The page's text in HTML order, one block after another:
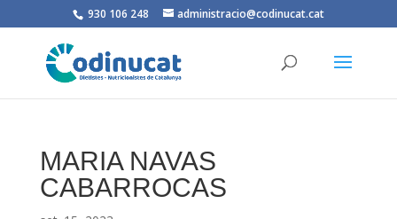
930 106 248 administracio@codinucat.cat
MARIA NAVAS
CABARROCAS